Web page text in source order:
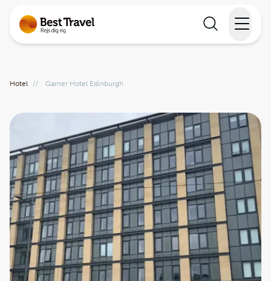
Rejsekalender
Inspiration
Information
Min Rejse
Hotel // Garner Hotel Edinburgh